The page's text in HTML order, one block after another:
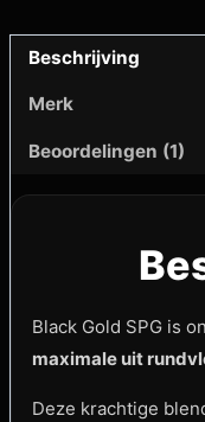
Beschrijving
Merk
Beoordelingen (1)
Black Gold SPG is
maximale uit
Deze krachtige